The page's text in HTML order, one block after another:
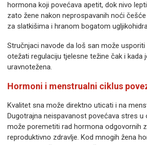
hormona koji povećava apetit, dok nivo
zato žene nakon neprospavanih noći
za slatkišima i hranom bogatom
Stručnjaci navode da loš san može
otežati regulaciju tjelesne težine čak i kada
uravnotežena.
Hormoni i menstrualni ciklus
Kvalitet sna može direktno uticati i na
Dugotrajna neispavanost povećava stres u
može poremetiti rad hormona odgovornih
reproduktivno zdravlje. Kod mnogih žena